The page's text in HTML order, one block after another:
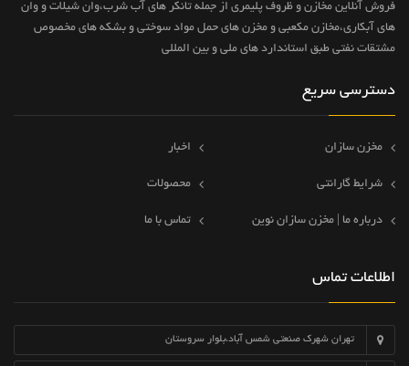
فروش آنلاین مخازن و ظروف پلیمری از جمله تانکر های آب شرب،وان شیلات و وان
های آبکاری،مخازن مکعبی و مخزن های حمل مواد سوختی و بشکه های مخصوص
مشتقات نفتی طبق استاندارد های ملی و بین المللی
دسترسی سریع
مخزن سازان اخبار
شرایط گارانتی محصولات
درباره ما | مخزن سازان نوین تماس با ما
اطلاعات تماس
تهران شهرک صنعتی شمس آباد،بلوار سروستان